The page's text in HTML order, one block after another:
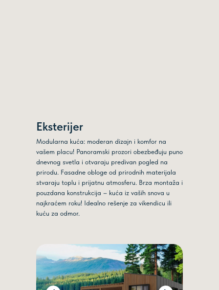
Eksterijer
Modularna kuća: moderan dizajn i komfor na
vašem placu! Panoramski prozori obezbeđuju puno
dnevnog svetla i otvaraju predivan pogled na
prirodu. Fasadne obloge od prirodnih materijala
stvaraju toplu i prijatnu atmosferu. Brza montaža i
pouzdana konstrukcija – kuća iz vaših snova u
najkraćem roku! Idealno rešenje za vikendicu ili
kuću za odmor.